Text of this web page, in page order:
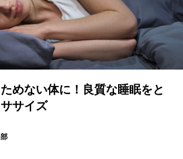
めない体に！良質な睡眠をと
サイズ